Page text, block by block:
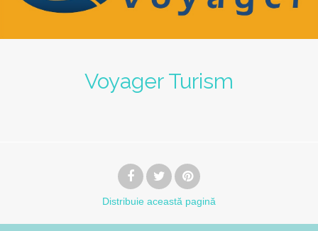
Voyager Turism
Distribuie această pagină